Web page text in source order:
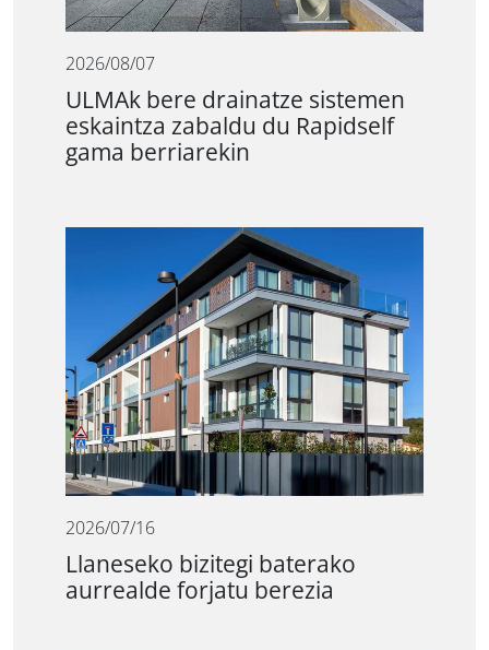
2026/08/07
ULMAk bere drainatze sistemen
eskaintza zabaldu du Rapidself
gama berriarekin
2026/07/16
Llaneseko bizitegi baterako
aurrealde forjatu berezia